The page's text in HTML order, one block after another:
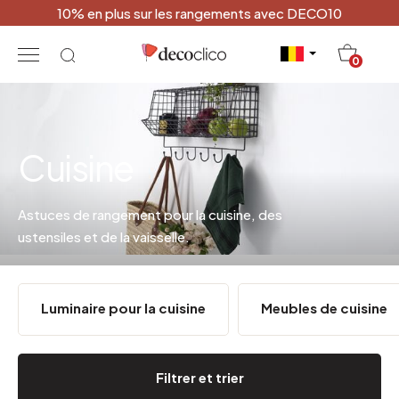
10% en plus sur les rangements avec DECO10
0
Cuisine
Astuces de rangement pour la cuisine, des
ustensiles et de la vaisselle.
Filtrer et trier
Luminaire pour la cuisine Meubles de cuisine